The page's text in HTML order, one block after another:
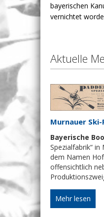
bayerischen
vernichtet
Aktuelle
Einer-
Murnauer
Bayerische
Spezialfabrik“
dem Namen
offensichtlich
Mehr lesen